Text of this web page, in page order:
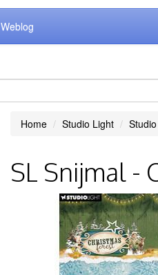
Weblog
Home Studio Light
SL Snijmal -